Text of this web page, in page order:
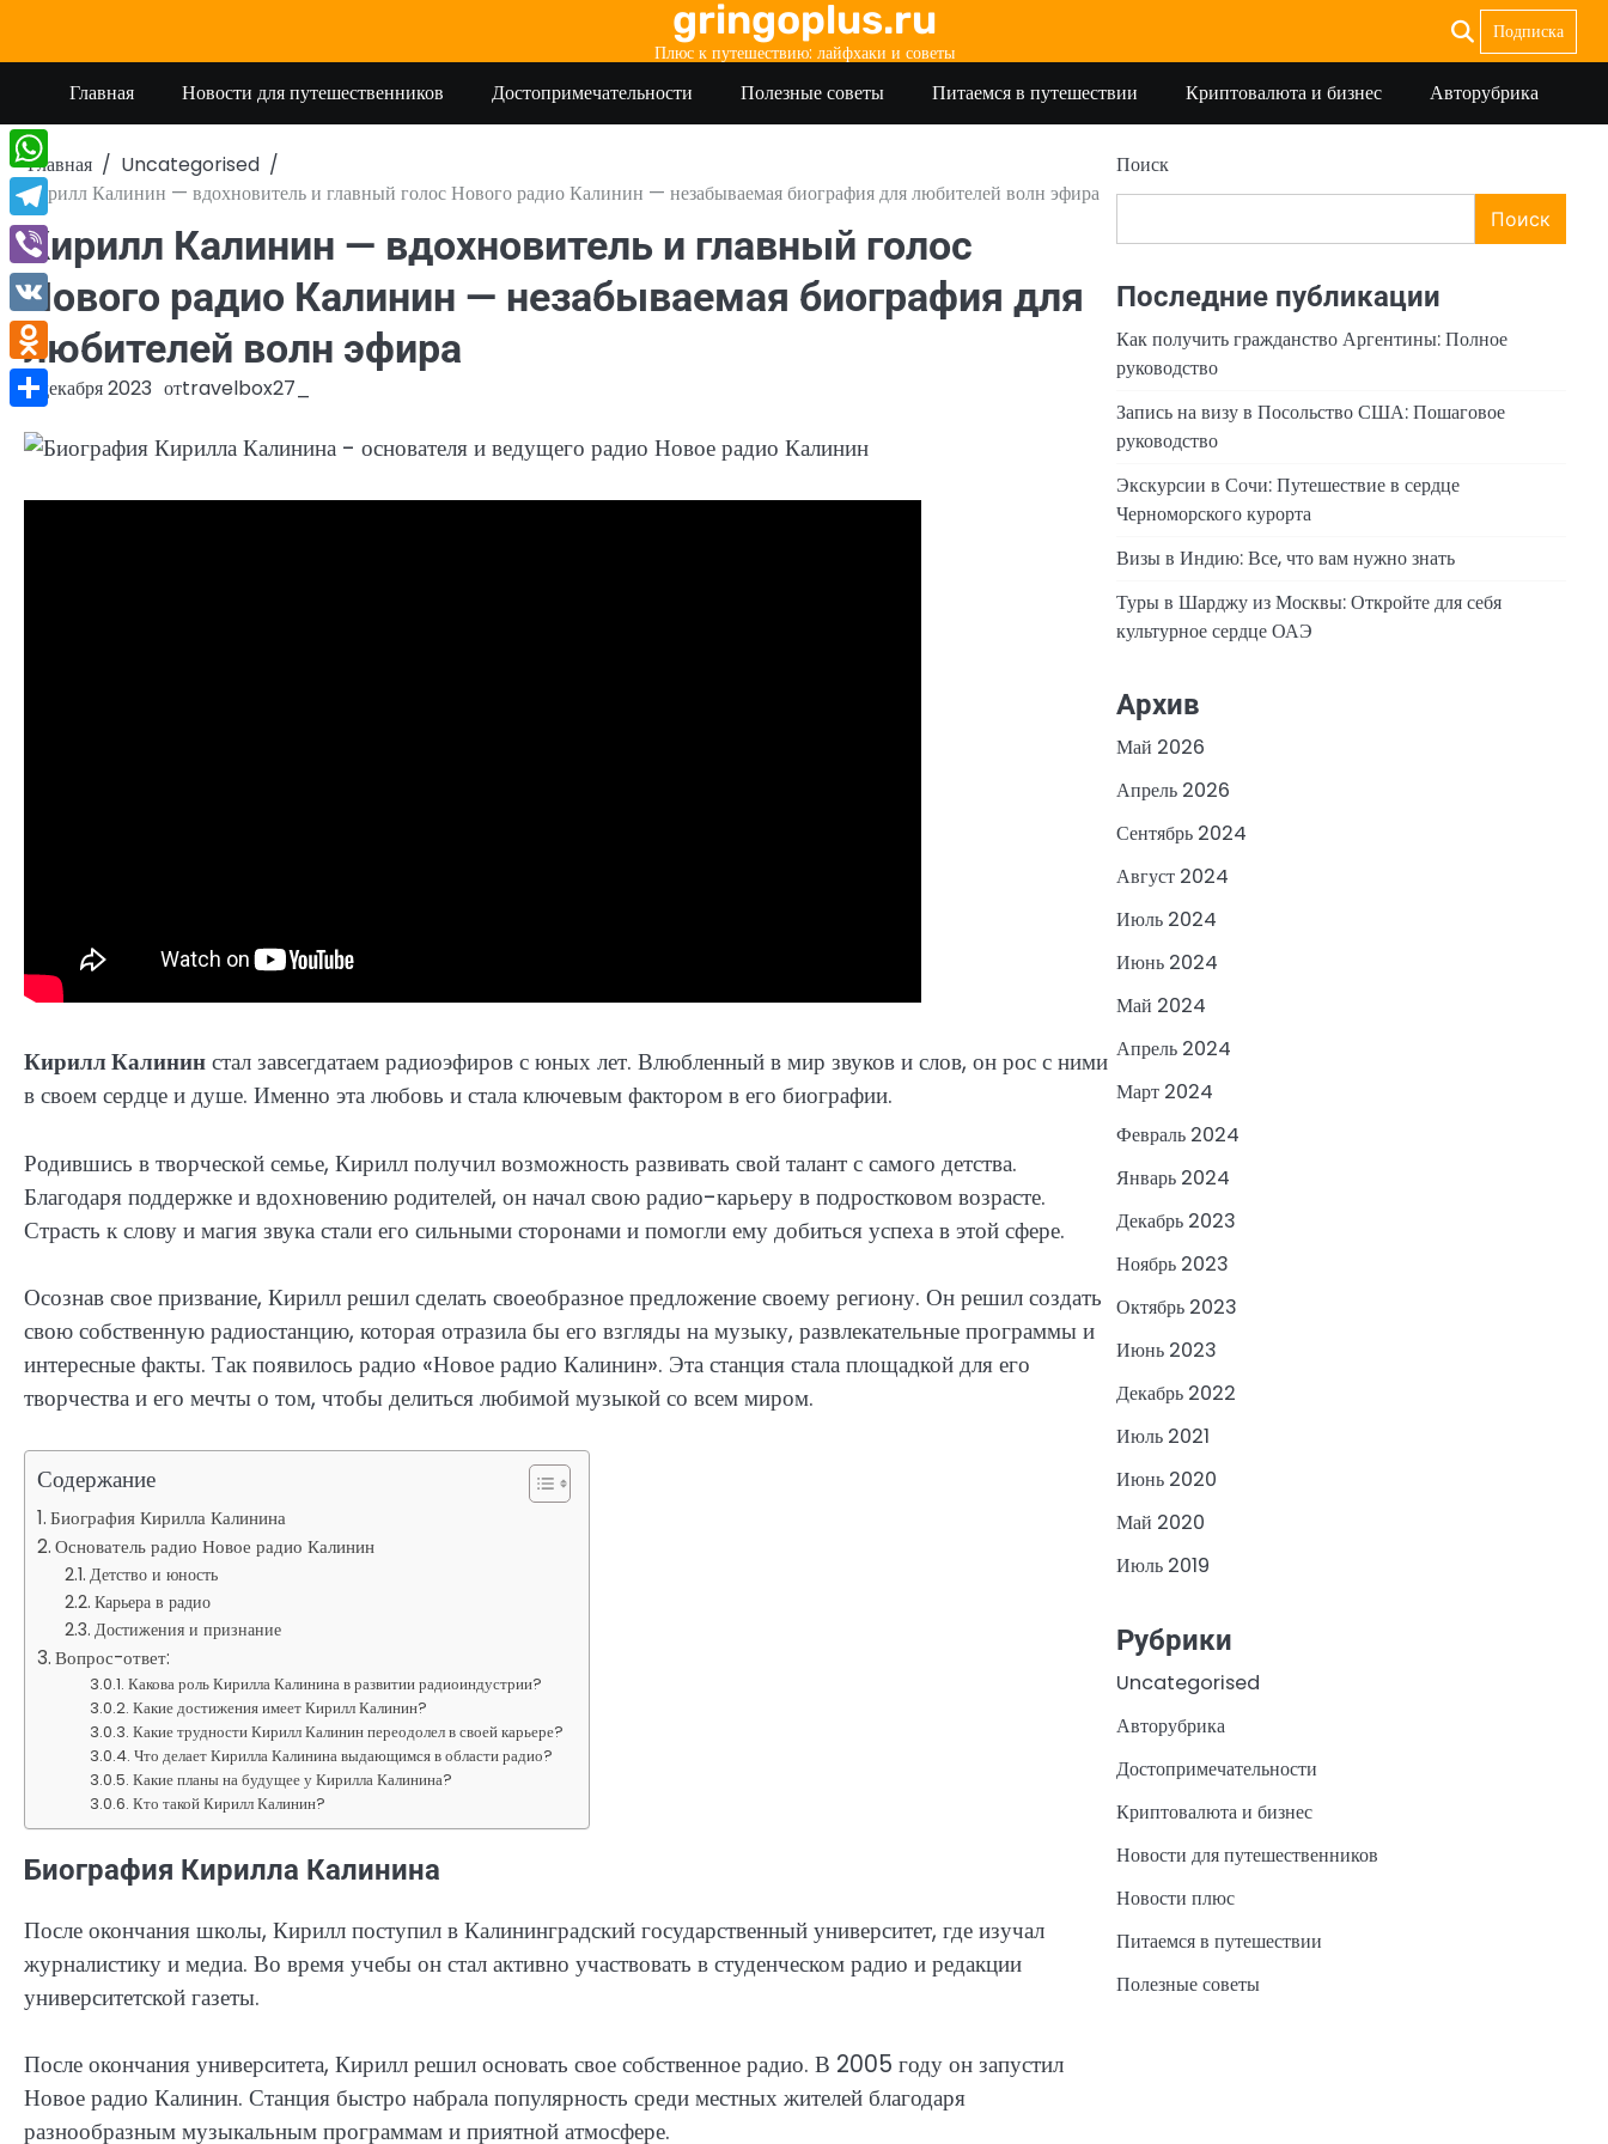
содержимому
gringoplus.ru
Плюс к путешествию: лайфхаки и советы
Подписка
Главная Новости для путешественников Достопримечательности Полезные советы Питаемся в путешествии Криптовалюта и бизнес Авторубрика
Главная
Uncategorised
Кирилл Калинин — вдохновитель и главный голос Нового радио Калинин — незабываемая биография для любителей волн эфира
Кирилл Калинин — вдохновитель и главный голос
Нового радио Калинин — незабываемая биография для
любителей волн эфира
2 декабря 2023 отtravelbox27_
Кирилл Калининстал завсегдатаем радиоэфиров с юных лет. Влюбленный в мир звуков и слов, он рос с ними
в своем сердце и душе. Именно эта любовь и стала ключевым фактором в его биографии.
Родившись в творческой семье, Кирилл получил возможность развивать свой талант с самого детства.
Благодаря поддержке и вдохновению родителей, он начал свою радио-карьеру в подростковом возрасте.
Страсть к слову и магия звука стали его сильными сторонами и помогли ему добиться успеха в этой сфере.
Осознав свое призвание, Кирилл решил сделать своеобразное предложение своему региону. Он решил создать
свою собственную радиостанцию, которая отразила бы его взгляды на музыку, развлекательные программы и
интересные факты. Так появилось радио «Новое радио Калинин». Эта станция стала площадкой для его
творчества и его мечты о том, чтобы делиться любимой музыкой со всем миром.
Содержание
Биография Кирилла Калинина
Основатель радио Новое радио Калинин
Детство и юность
Карьера в радио
Достижения и признание
Вопрос-ответ:
Какова роль Кирилла Калинина в развитии радиоиндустрии?
Какие достижения имеет Кирилл Калинин?
Какие трудности Кирилл Калинин переодолел в своей карьере?
Что делает Кирилла Калинина выдающимся в области радио?
Какие планы на будущее у Кирилла Калинина?
Кто такой Кирилл Калинин?
Биография Кирилла Калинина
После окончания школы, Кирилл поступил в Калининградский государственный университет, где изучал
журналистику и медиа. Во время учебы он стал активно участвовать в студенческом радио и редакции
университетской газеты.
После окончания университета, Кирилл решил основать свое собственное радио. В 2005 году он запустил
Новое радио Калинин. Станция быстро набрала популярность среди местных жителей благодаря
разнообразным музыкальным программам и приятной атмосфере.
Поиск
Поиск
Последние публикации
Как получить гражданство Аргентины: Полное
руководство
Запись на визу в Посольство США: Пошаговое
руководство
Экскурсии в Сочи: Путешествие в сердце
Черноморского курорта
Визы в Индию: Все, что вам нужно знать
Туры в Шарджу из Москвы: Откройте для себя
культурное сердце ОАЭ
Архив
Май 2026
Апрель 2026
Сентябрь 2024
Август 2024
Июль 2024
Июнь 2024
Май 2024
Апрель 2024
Март 2024
Февраль 2024
Январь 2024
Декабрь 2023
Ноябрь 2023
Октябрь 2023
Июнь 2023
Декабрь 2022
Июль 2021
Июнь 2020
Май 2020
Июль 2019
Рубрики
Uncategorised
Авторубрика
Достопримечательности
Криптовалюта и бизнес
Новости для путешественников
Новости плюс
Питаемся в путешествии
Полезные советы
WhatsApp
Telegram
Viber
VK
Odnoklassniki
Отправить